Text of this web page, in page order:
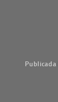
Publicada